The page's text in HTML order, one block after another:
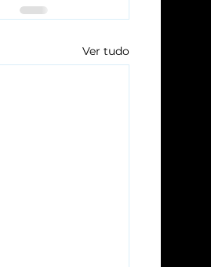
Ver tudo